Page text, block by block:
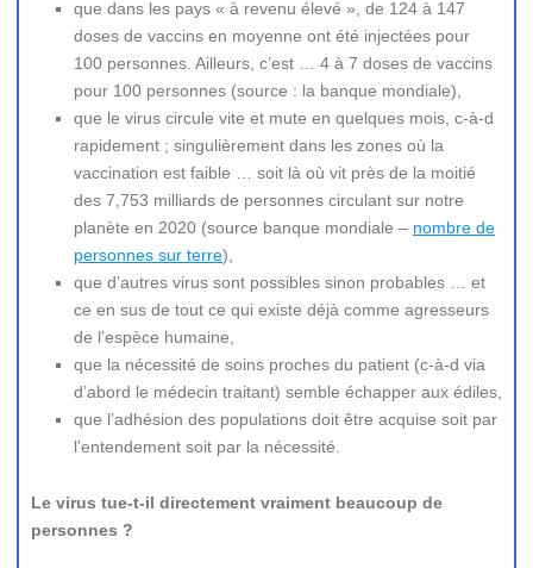
que dans les pays « à revenu élevé », de 124 à 147
doses de vaccins en moyenne ont été injectées pour
100 personnes. Ailleurs, c’est … 4 à 7 doses de vaccins
pour 100 personnes (source : la banque mondiale),
que le virus circule vite et mute en quelques mois, c-à-d
rapidement ; singulièrement dans les zones où la
vaccination est faible … soit là où vit près de la moitié
des 7,753 milliards de personnes circulant sur notre
planète en 2020 (source banque mondiale – nombre de
personnes sur terre),
que d’autres virus sont possibles sinon probables … et
ce en sus de tout ce qui existe déjà comme agresseurs
de l’espèce humaine,
que la nécessité de soins proches du patient (c-à-d via
d’abord le médecin traitant) semble échapper aux édiles,
que l’adhésion des populations doit être acquise soit par
l’entendement soit par la nécessité.
Le virus tue-t-il directement vraiment beaucoup de
personnes ?